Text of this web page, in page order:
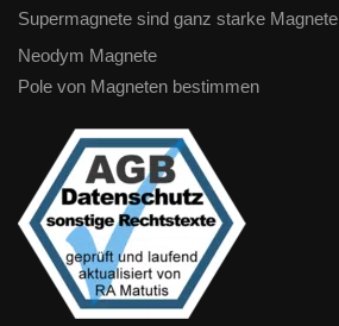
Supermagnete sind ganz starke Magnete
Neodym Magnete
Pole von Magneten bestimmen